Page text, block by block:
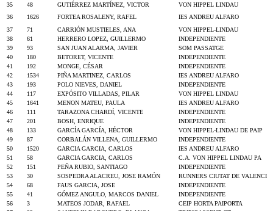
35
48 GUTIÉRREZ MARTÍNEZ, VICTOR
VON HIPPEL LINDAU
36
1626 FORTEA ROSALENY, RAFEL
IES ANDREU ALFARO
37
71 CARRIÓN MUSTIELES, ANA
VON HIPPEL-LINDAU
38
61 HERRERO LOPEZ, GUILLERMO
INDEPENDIENTE
39
93 SAN JUAN ALARMA, JAVIER
SOM PASSATGE
40
180 BETORET, VICENTE
INDEPENDIENTE
41
192 MONGE, CÉSAR
INDEPENDIENTE
42
1534 PIÑA MARTINEZ, CARLOS
IES ANDREU ALFARO
43
193 POLO NIEVES, DANIEL
INDEPENDIENTE
44
117 EXPÓSITO VILLADAS, PILAR
VON HIPPEL LINDAU
45
1641 MENON MATEU, PAULA
IES ANDREU ALFARO
46
111 TARAZONA CHARDÍ, VICENTE
INDEPENDIENTE
47
201 BOSH, ENRIQUE
INDEPENDIENTE
48
133 GARCÍA GARCÍA, HÉCTOR
VON HIPPEL-LINDAU DE PAIP
49
87 CORBALÁN VILLENA, GUILLERMO
INDEPENDIENTE
50
1520 GARCIA GARCIA, CARLOS
IES ANDREU ALFARO
51
58 GARCIA GARCIA, CARLOS
C.A. VON HIPPEL LINDAU PA
52
151 PEÑA RUBIO, SANTIAGO
INDEPENDIENTE
53
30 SOSPEDRA ALACREU, JOSE RAMÓN
RUNNERS CIUTAT DE VALENCI
54
68 FAUS GARCIA, JOSE
INDEPENDIENTE
55
41 GÓMEZ ANGULO, MARCOS DANIEL
INDEPENDIENTE
56
3 MATEOS JODAR, RAFAEL
CEIP HORTA PAIPORTA